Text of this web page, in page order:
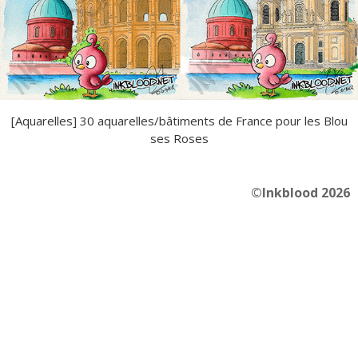
[Aquarelles] 30 aquarelles/bâtiments de France pour les Blou
ses Roses
©Inkblood 2026